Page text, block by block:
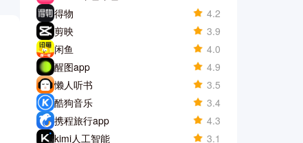
得物
4.2
剪映
3.9
闲鱼
4.0
醒图app
4.9
懒人听书
3.5
酷狗音乐
3.4
携程旅行app
4.3
kimi人工智能
3.1